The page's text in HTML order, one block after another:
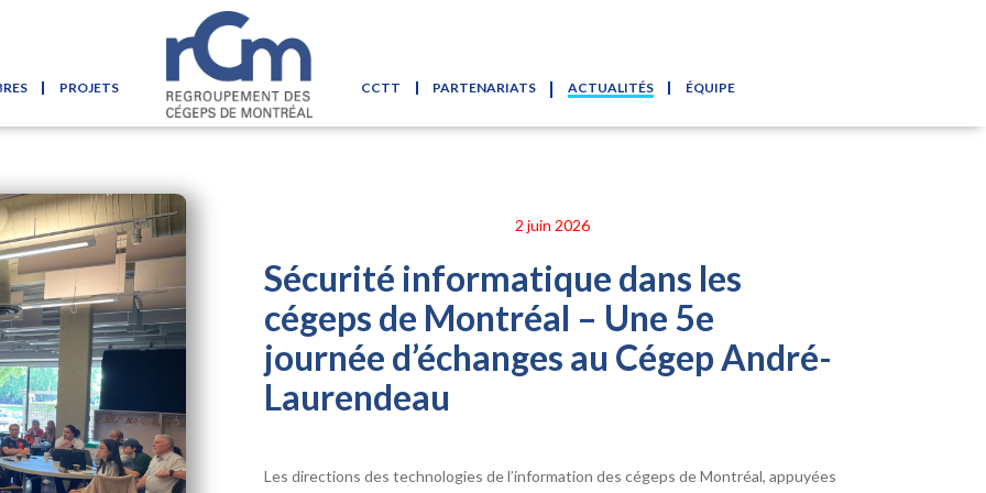
PROJETS Skip to content
CCTT PARTENARIATS ACTUALITÉS ÉQUIPE
2 juin 2026
Sécurité informatique dans les
cégeps de Montréal – Une 5e
journée d’échanges au Cégep André-
Laurendeau
Les directions des technologies de l’information des cégeps de Montréal, appuyées